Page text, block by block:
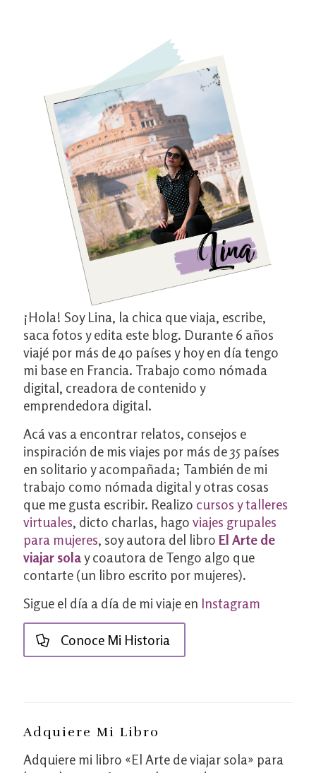
¡Hola! Soy Lina, la chica que viaja, escribe,
saca fotos y edita este blog. Durante 6 años
viajé por más de 40 países y hoy en día tengo
mi base en Francia. Trabajo como nómada
digital, creadora de contenido y
emprendedora digital.
Acá vas a encontrar relatos, consejos e
inspiración de mis viajes por más de 35 países
en solitario y acompañada; También de mi
trabajo como nómada digital y otras cosas
que me gusta escribir. Realizo cursos y talleres
virtuales, dicto charlas, hago viajes grupales
para mujeres, soy autora del libro El Arte de
viajar solay coautora de Tengo algo que
contarte (un libro escrito por mujeres).
Sigue el día a día de mi viaje en Instagram
Conoce Mi Historia
Adquiere Mi Libro
Adquiere mi libro «El Arte de viajar sola» para